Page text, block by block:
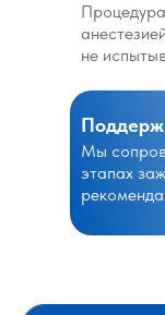
не
Мы
этапах